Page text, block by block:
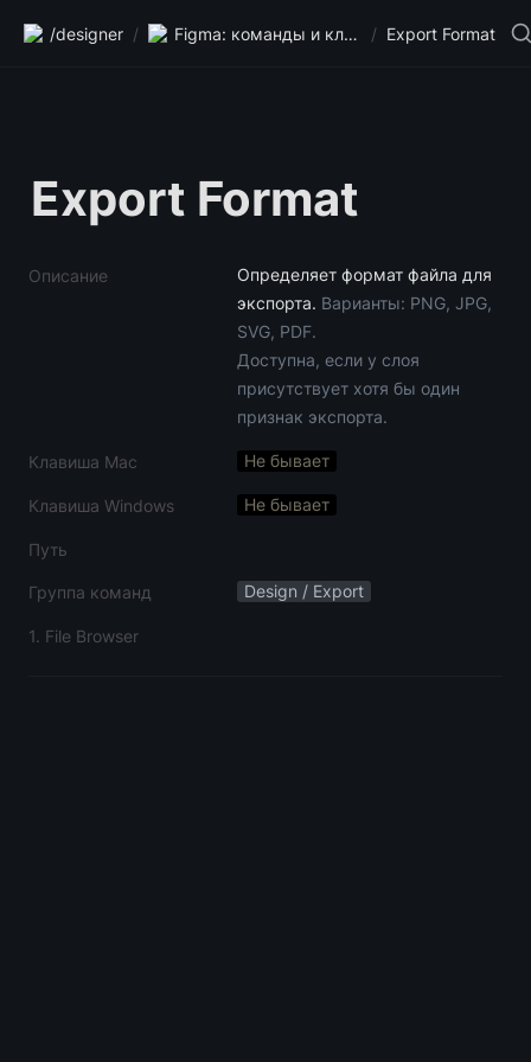
/designer / Figma: команды и клавиши / Export Format
Export Format
Описание
Определяет формат файла для
экспорта. Варианты: PNG, JPG,
SVG, PDF.
Доступна, если у слоя
присутствует хотя бы один
признак экспорта.
Клавиша Mac Не бывает
Клавиша Windows Не бывает
Путь
Группа команд Design / Export
1. File Browser